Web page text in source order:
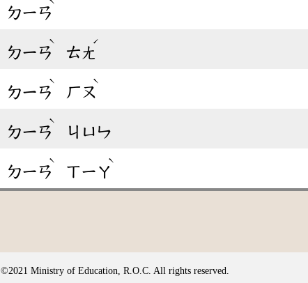
ㄉㄧㄢ
ㄉㄧㄢ
ˋ
ㄊㄤ
ˊ
ㄉㄧㄢ
ˋ
ㄏㄡ
ˋ
ㄉㄧㄢ
ˋ
ㄐㄩㄣ
ㄉㄧㄢ
ˋ
ㄒㄧㄚ
ˋ
©2021 Ministry of Education, R.O.C. All rights reserved.